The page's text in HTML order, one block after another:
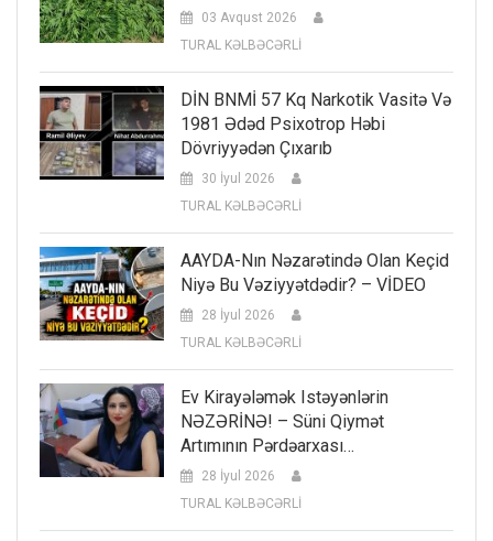
03 Avqust 2026
TURAL KƏLBƏCƏRLİ
DİN BNMİ 57 Kq Narkotik Vasitə Və
1981 Ədəd Psixotrop Həbi
Dövriyyədən Çıxarıb
30 İyul 2026
TURAL KƏLBƏCƏRLİ
AAYDA-Nın Nəzarətində Olan Keçid
Niyə Bu Vəziyyətdədir? – VİDEO
28 İyul 2026
TURAL KƏLBƏCƏRLİ
Ev Kirayələmək Istəyənlərin
NƏZƏRİNƏ! – Süni Qiymət
Artımının Pərdəarxası…
28 İyul 2026
TURAL KƏLBƏCƏRLİ